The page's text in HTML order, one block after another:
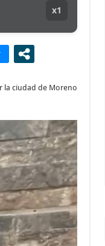
x1
la ciudad de Moreno